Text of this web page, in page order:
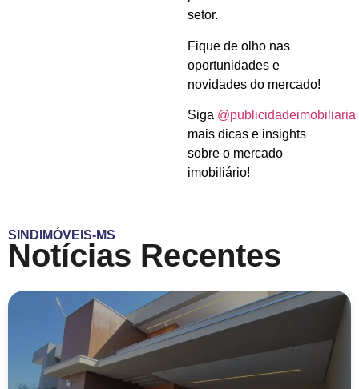
setor.
Fique de olho nas
oportunidades e
novidades do mercado!
Siga @publicidadeimobiliaria
mais dicas e insights
sobre o mercado
imobiliário!
SINDIMÓVEIS-MS
Notícias Recentes